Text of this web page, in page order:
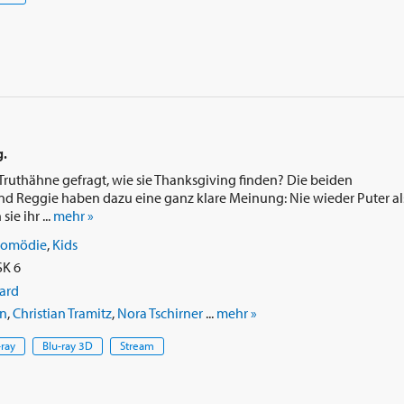
gefragt, wie sie Thanksgiving finden? Die beiden
Reggie haben dazu eine ganz klare Meinung: Nie wieder Puter
ihr ... mehr »
, Kids
6
,Christian Tramitz, Nora Tschirner... mehr »
Blu-ray 3D Stream